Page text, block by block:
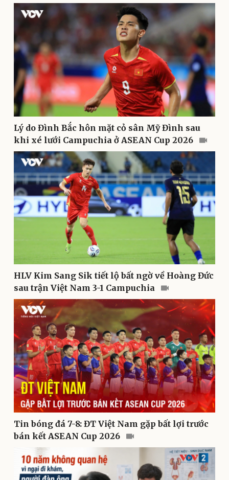
Vụ án
Tin nóng
Tư vấn luật
Vũ khí
Việt Nam
Phân tích
Thể thao
Bóng đá
Lịch thi đấu bóng đá
Thế giới thể thao
eSports
Hậu trường
Ô tô - Xe máy
Ô tô
Xe máy
Tư vấn
Lý do Đình Bắc hôn mặt cỏ sân Mỹ Đình sau
khi xé lưới Campuchia ở ASEAN Cup 2026
HLV Kim Sang Sik tiết lộ bất ngờ về Hoàng Đức
sau trận Việt Nam 3-1 Campuchia
Tin bóng đá 7-8: ĐT Việt Nam gặp bất lợi trước
bán kết ASEAN Cup 2026